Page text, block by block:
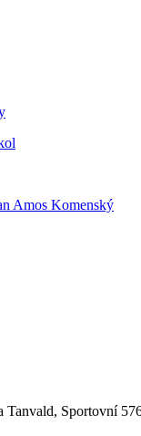
Amos Komenský
Tanvald, Sportovní